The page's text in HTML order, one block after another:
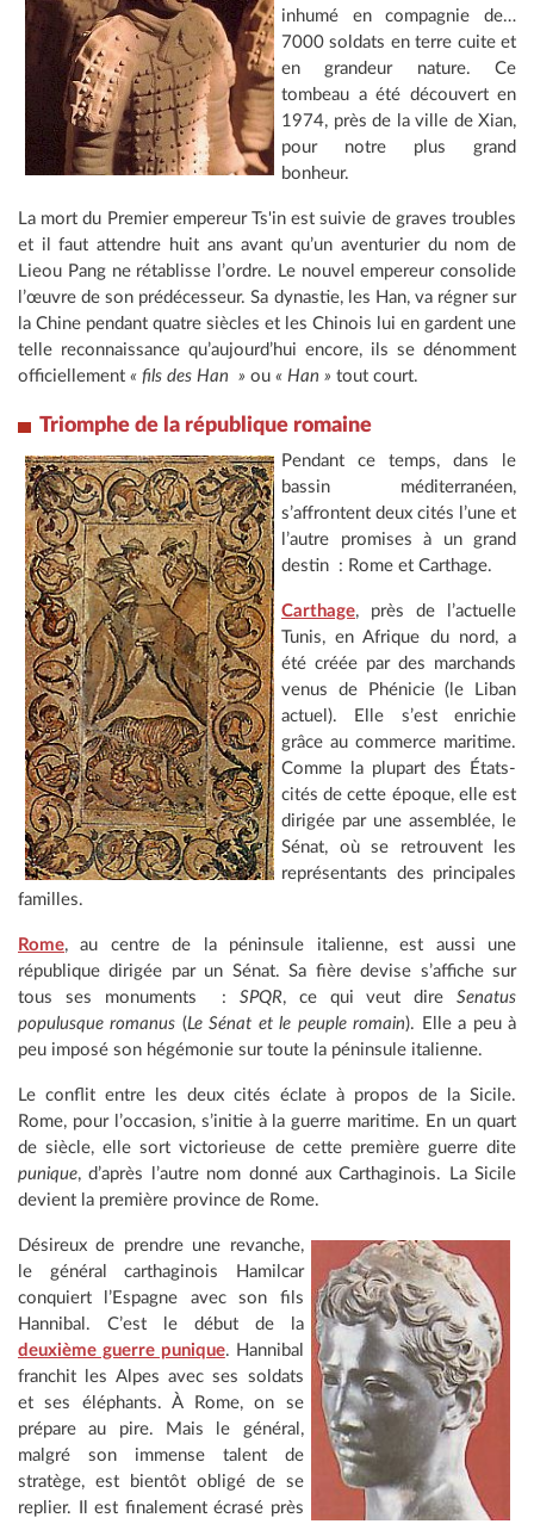
inhumé en compagnie de…
7000 soldats en terre cuite et
en grandeur nature. Ce
tombeau a été découvert en
1974, près de la ville de Xian,
pour notre plus grand
bonheur.
La mort du Premier empereur Ts'in est suivie de graves troubles
et il faut attendre huit ans avant qu’un aventurier du nom de
Lieou Pang ne rétablisse l’ordre. Le nouvel empereur consolide
l’œuvre de son prédécesseur. Sa dynastie, les Han, va régner sur
la Chine pendant quatre siècles et les Chinois lui en gardent une
telle reconnaissance qu’aujourd’hui encore, ils se dénomment
officiellement « fils des Han » ou « Han » tout court.
Triomphe de la république romaine
Pendant ce temps, dans le
bassin méditerranéen,
s’affrontent deux cités l’une et
l’autre promises à un grand
destin : Rome et Carthage.
Carthage, près de l’actuelle
Tunis, en Afrique du nord, a
été créée par des marchands
venus de Phénicie (le Liban
actuel). Elle s’est enrichie
grâce au commerce maritime.
Comme la plupart des États-
cités de cette époque, elle est
dirigée par une assemblée, le
Sénat, où se retrouvent les
représentants des principales
familles.
Rome, au centre de la péninsule italienne, est aussi une
république dirigée par un Sénat. Sa fière devise s’affiche sur
tous ses monuments : SPQR, ce qui veut dire Senatus
populusque romanus (Le Sénat et le peuple romain). Elle a peu à
peu imposé son hégémonie sur toute la péninsule italienne.
Le conflit entre les deux cités éclate à propos de la Sicile.
Rome, pour l’occasion, s’initie à la guerre maritime. En un quart
de siècle, elle sort victorieuse de cette première guerre dite
punique, d’après l’autre nom donné aux Carthaginois. La Sicile
devient la première province de Rome.
Désireux de prendre une revanche,
le général carthaginois Hamilcar
conquiert l’Espagne avec son fils
Hannibal. C’est le début de la
deuxième guerre punique. Hannibal
franchit les Alpes avec ses soldats
et ses éléphants. À Rome, on se
prépare au pire. Mais le général,
malgré son immense talent de
stratège, est bientôt obligé de se
replier. Il est finalement écrasé près